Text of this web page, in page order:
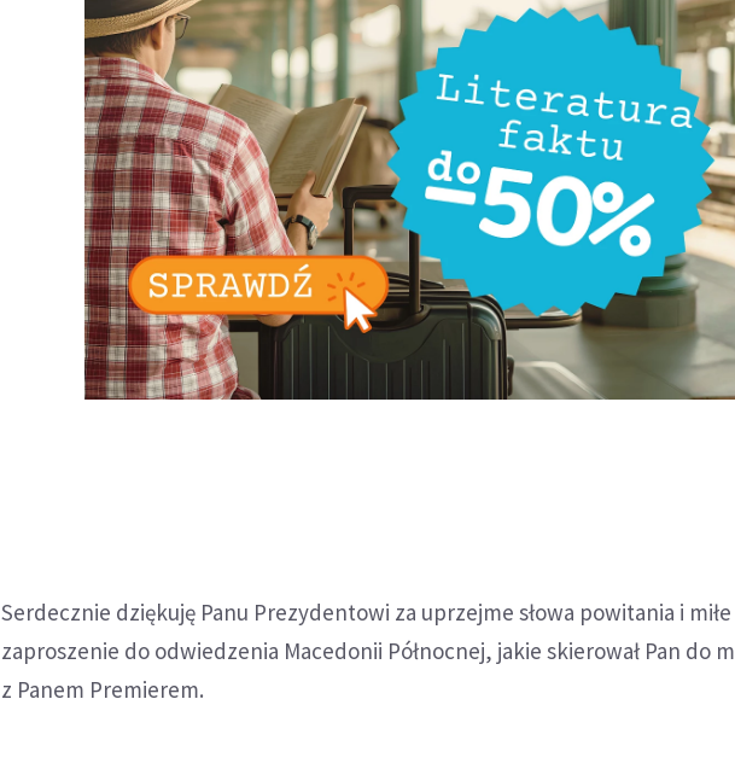
Serdecznie dziękuję Panu Prezydentowi za uprzejme słowa powitania i miłe
zaproszenie do odwiedzenia Macedonii Północnej, jakie skierował Pan do
z Panem Premierem.